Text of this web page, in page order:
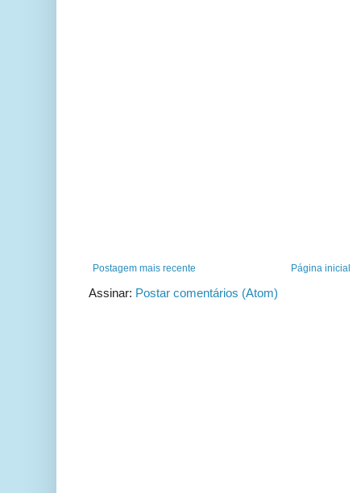
Postagem mais recente Página inicial
Assinar: Postar comentários (Atom)